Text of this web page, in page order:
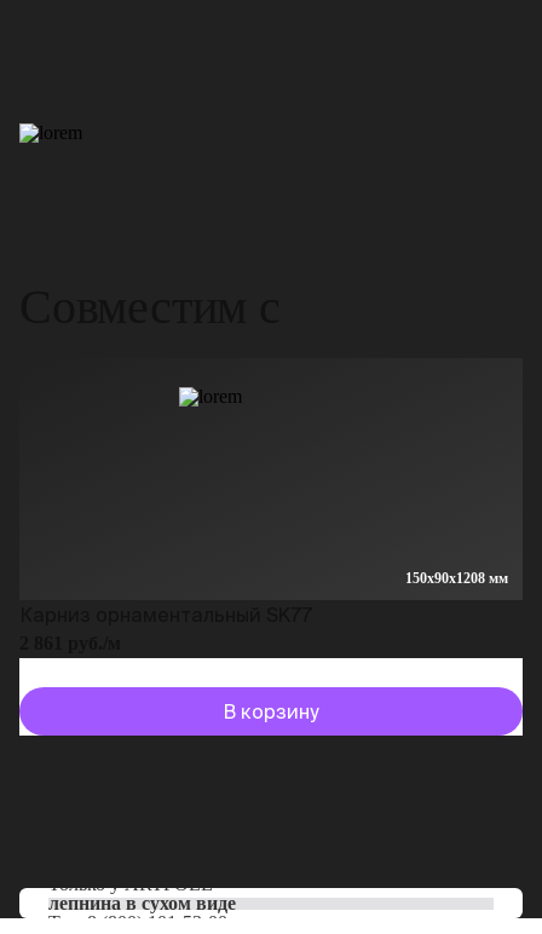
150x90x1208 мм
В корзину
Только уARTPOLE
лепнина в сухом виде
Тел: 8 (800) 101-53-00